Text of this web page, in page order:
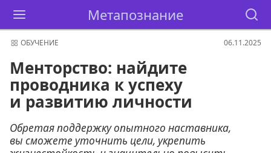
Метапознание
ОБУЧЕНИЕ 06.11.2025
Менторство: найдите
проводника к успеху
и развитию личности
Обретая поддержку опытного наставника,
вы сможете уточнить цели, укрепить